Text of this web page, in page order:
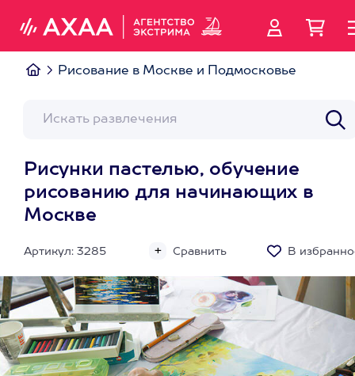
Рисование в Москве и Подмосковье
Рисунки пастелью, обучение
рисованию для начинающих в
Москве
Артикул: 3285 Сравнить В